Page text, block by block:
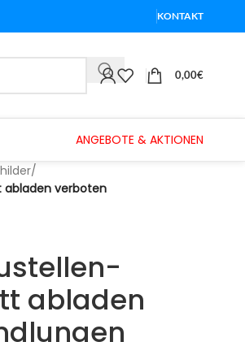
KONTAKT
0,00€
ANGEBOTE & AKTIONEN
/
abladen verboten
abladen